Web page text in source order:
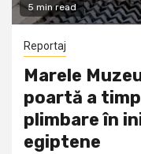
5 min read
Reportaj
Marele
poartă a
plimbare în
egiptene